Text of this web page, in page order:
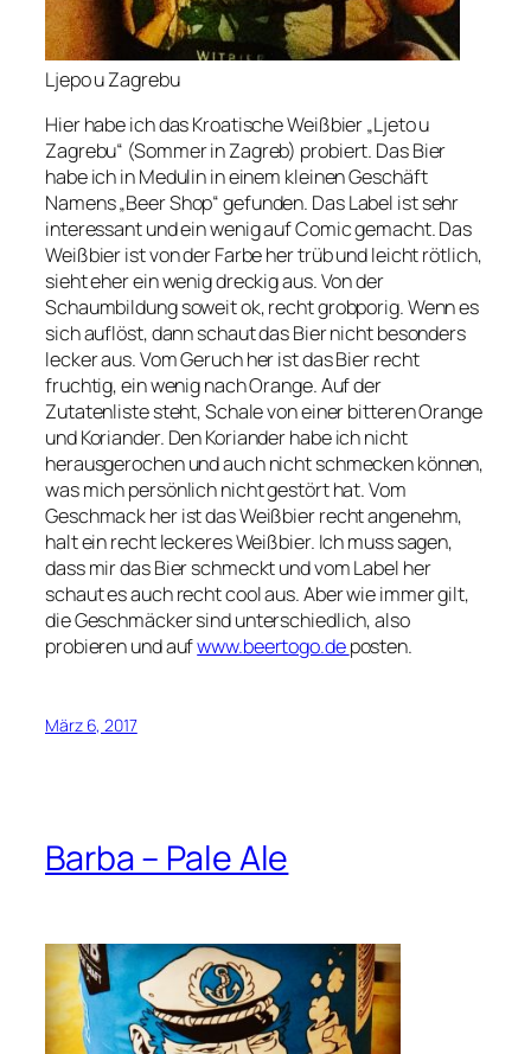
Ljepo u Zagrebu
Hier habe ich das Kroatische Weißbier „Ljeto u
Zagrebu“ (Sommer in Zagreb) probiert. Das Bier
habe ich in Medulin in einem kleinen Geschäft
Namens „Beer Shop“ gefunden. Das Label ist sehr
interessant und ein wenig auf Comic gemacht. Das
Weißbier ist von der Farbe her trüb und leicht rötlich,
sieht eher ein wenig dreckig aus. Von der
Schaumbildung soweit ok, recht grobporig. Wenn es
sich auflöst, dann schaut das Bier nicht besonders
lecker aus. Vom Geruch her ist das Bier recht
fruchtig, ein wenig nach Orange. Auf der
Zutatenliste steht, Schale von einer bitteren Orange
und Koriander. Den Koriander habe ich nicht
herausgerochen und auch nicht schmecken können,
was mich persönlich nicht gestört hat. Vom
Geschmack her ist das Weißbier recht angenehm,
halt ein recht leckeres Weißbier. Ich muss sagen,
dass mir das Bier schmeckt und vom Label her
schaut es auch recht cool aus. Aber wie immer gilt,
die Geschmäcker sind unterschiedlich, also
probieren und aufwww.beertogo.deposten.
März 6, 2017
Barba – Pale Ale